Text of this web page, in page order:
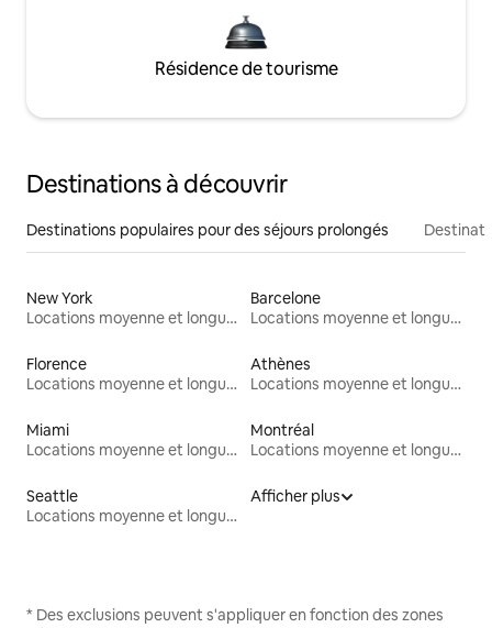
Résidence de tourisme
Destinations à découvrir
Destinations populaires pour des séjours prolongés
New York
Locations moyenne et longue durée
Barcelone
Locations moyenne et longue durée
Florence
Locations moyenne et longue durée
Athènes
Locations moyenne et longue durée
Miami
Locations moyenne et longue durée
Montréal
Locations moyenne et longue durée
Seattle
Locations moyenne et longue durée
Afficher plus
* Des exclusions peuvent s'appliquer en fonction des zones